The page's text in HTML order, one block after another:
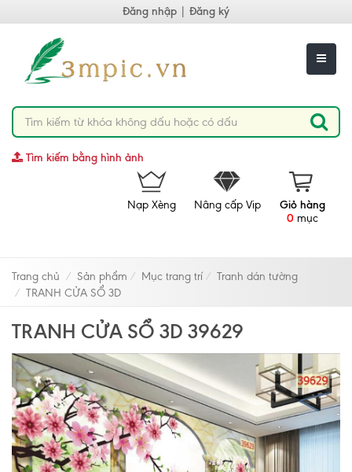
Đăng nhập Đăng ký
Tìm kiếm bằng hình ảnh
Giỏ hàng
0 mục
Nâng cấp Vip
Nạp Xèng
Trang chủ Sản phẩm Mục trang trí
Tranh dán tường
TRANH CỬA SỔ 3D
TRANH CỬA SỔ 3D 39629